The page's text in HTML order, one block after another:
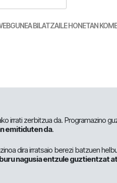
BILATZAILE HONETAN
irrati zerbitzua da. Programazino
emitiduten da.
dira irratsaio berezi batzuen
nagusia entzule guztientzat